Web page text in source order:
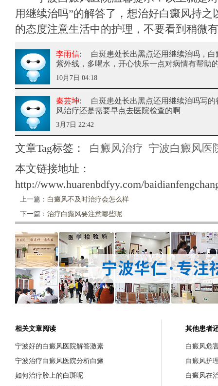
用继续治吗”的解答了，想治好白癜风持之
的态度注意生活中的护理，不要看到稍微
李雨信: 白斑患处长出黑点还用继续治吗，白
紫外线，多喝水，开心快乐一点对病情有帮助
10月7日 04:18
秦芸坤: 白斑患处长出黑点还用继续治吗写的
风治疗还是需要早点去医院检查的啊
3月7日 22:42
文章Tag标签： 白癜风治疗 宁波白癜风医
本文链接地址：
http://www.huarenbdfyy.com/
上一篇： 白癜风不及时治疗会怎么样
下一篇： 治疗白癫风要注意哪些呢
相关文章阅读
宁波好的白癜风医院解答激素
宁波治疗白癜风医院分析白癜
如何治疗脸上的白斑呢
其他患者
白癜风危
白癜风护
白癜风在